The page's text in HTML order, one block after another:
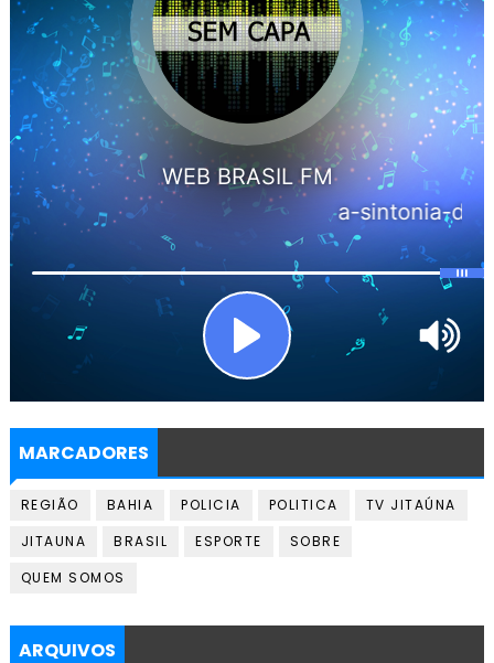
MARCADORES
REGIÃO BAHIA POLICIA POLITICA
TV JITAÚNA
JITAUNA
BRASIL ESPORTE
SOBRE
QUEM SOMOS
ARQUIVOS